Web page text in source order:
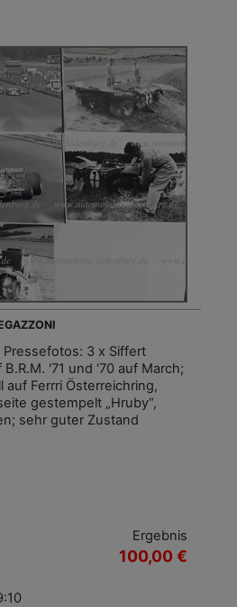
Pressefotos: 3 x Siffert
'71 und '70 auf March;
auf Ferrri Österreichring,
gestempelt „Hruby“,
sehr guter Zustand
Ergebnis
100,00 €